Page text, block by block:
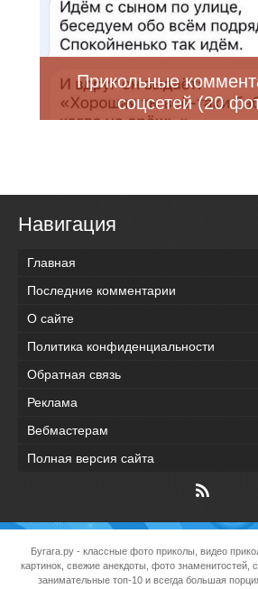
Прикольные
соцсетей (20
Навигация
Главная
Последние комментарии
О сайте
Политика конфиденциальности
Обратная связь
Реклама
Вебмастерам
Полная версия сайта
Бугага.ру- классные фото приколы, видео
картинок, свежие анекдоты, фото знаменитостей,
занимательные топ-10 и всегда большая